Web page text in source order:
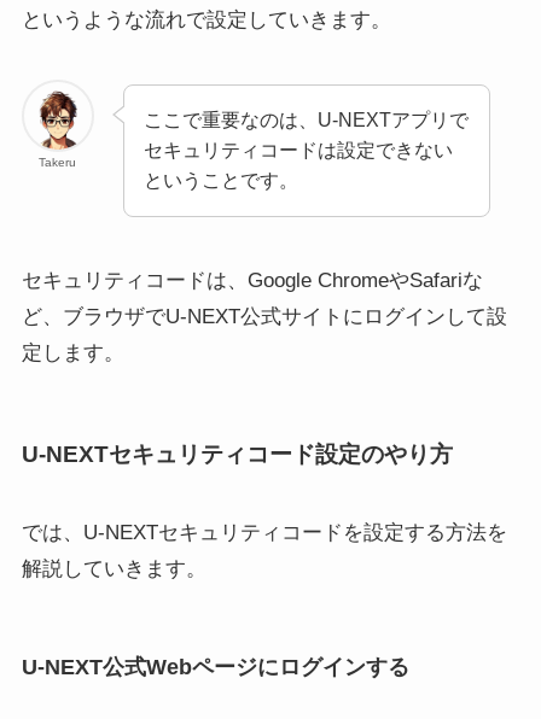
というような流れで設定していきます。
Takeru
ここで重要なのは、U-NEXTアプリで
セキュリティコードは設定できない
ということです。
セキュリティコードは、Google ChromeやSafariな
ど、ブラウザでU-NEXT公式サイトにログインして設
定します。
U-NEXTセキュリティコード設定のやり方
では、U-NEXTセキュリティコードを設定する方法を
解説していきます。
U-NEXT公式Webページにログインする